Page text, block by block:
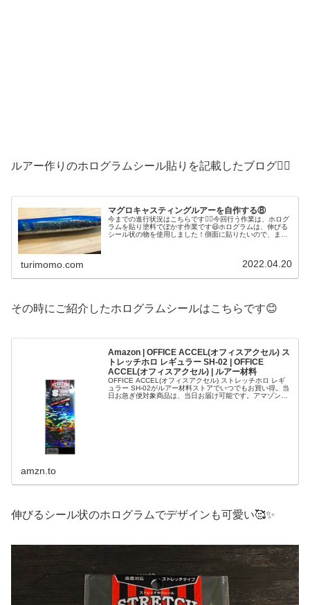
ルアー作りのホログラムシール貼りを記載したブログ💁‍♀️
マグロキャスティングルアーを自作する⑧
今までの進行状況はこちらです💁‍♀️今回行う作業は、ホログ
ラムを貼り塗料でぼかす作業です😃ホログラムは、伸びる
シール状の物を使用しました！側面に貼りたいので、まず
turimomo.com 2022.04.20
その時にご紹介したホログラムシールはこちらです😊
Amazon | OFFICE ACCEL(オフィスアクセル) ス
トレッチホロ レギュラー SH-02 | OFFICE
ACCEL(オフィスアクセル) | ルアー材料
OFFICE ACCEL(オフィスアクセル) ストレッチホロ レギ
ュラー SH-02がルアー材料ストアでいつでもお買い得。当
日お急ぎ便対象商品は、当日お届け可能です。アマゾン配
amzn.to
伸びるシール状のホログラムでデザインも可愛い🥰✨